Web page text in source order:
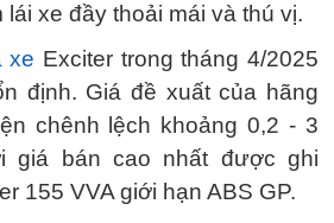
xe đầy thoải mái và thú vị.
xe Exciter trong tháng 4/2025
định. Giá đề xuất của hãng
chênh lệch khoảng 0,2 - 3
giá bán cao nhất được ghi
155 VVA giới hạn ABS GP.